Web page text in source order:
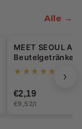
Alle →
MEET SEOUL Ade
Beutelgetränke
230ml
★★★★★
€2,19
€9,52/l
›